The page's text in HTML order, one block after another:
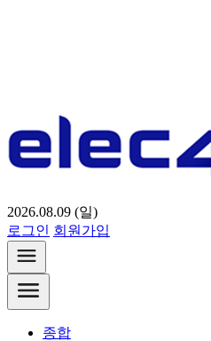
2026.08.09 (일)
로그인 회원가입
종합